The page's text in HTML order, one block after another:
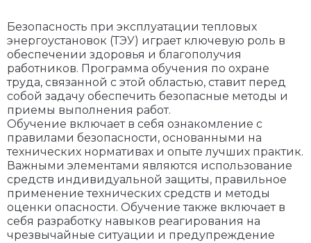
Безопасность при эксплуатации тепловых
энергоустановок (ТЭУ) играет ключевую роль в
обеспечении здоровья и благополучия
работников. Программа обучения по охране
труда, связанной с этой областью, ставит перед
собой задачу обеспечить безопасные методы и
приемы выполнения работ.
Обучение включает в себя ознакомление с
правилами безопасности, основанными на
технических нормативах и опыте лучших практик.
Важными элементами являются использование
средств индивидуальной защиты, правильное
применение технических средств и методы
оценки опасности. Обучение также включает в
себя разработку навыков реагирования на
чрезвычайные ситуации и предупреждение